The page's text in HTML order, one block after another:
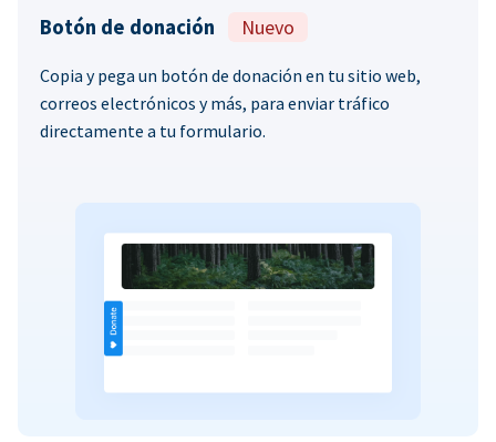
Botón de donación Nuevo
Copia y pega un botón de donación en tu sitio web,
correos electrónicos y más, para enviar tráfico
directamente a tu formulario.